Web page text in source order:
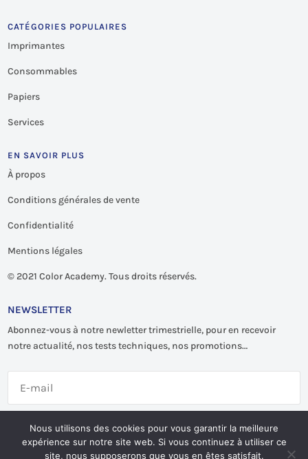
CATÉGORIES POPULAIRES
Imprimantes
Consommables
Papiers
Services
EN SAVOIR PLUS
À propos
Conditions générales de vente
Confidentialité
Mentions légales
© 2021 Color Academy. Tous droits réservés.
NEWSLETTER
Abonnez-vous à notre newletter trimestrielle, pour en recevoir
notre actualité, nos tests techniques, nos promotions…
S'abonner
Nous utilisons des cookies pour vous garantir la meilleure
expérience sur notre site web. Si vous continuez à utiliser ce
site, nous supposerons que vous en êtes satisfait.